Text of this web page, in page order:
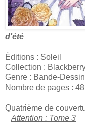
d'été
Éditions : Soleil
Collection :
Genre : Bande-
Nombre de pages : 48
Quatrième de
Attention : Tome 3